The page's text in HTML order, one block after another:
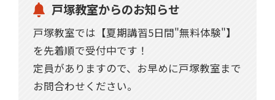
戸塚教室からのお知らせ
戸塚教室では【夏期講習5日間"無料体験"】
を先着順で受付中です！
定員がありますので、お早めに戸塚教室まで
お問合わせください。